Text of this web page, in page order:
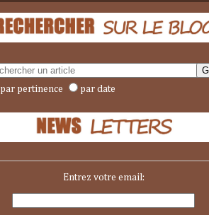
par pertinence par date
Entrez votre email: